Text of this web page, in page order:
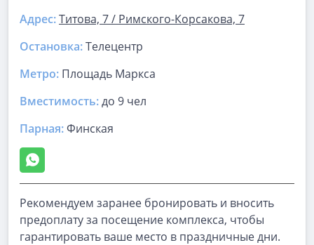
Адрес:Титова, 7 / Римского-Корсакова, 7
Остановка:Телецентр
Метро: Площадь Маркса
Вместимость:до 9 чел
Парная:Финская
Рекомендуем заранее бронировать и вносить
предоплату за посещение комплекса, чтобы
гарантировать ваше место в праздничные дни.